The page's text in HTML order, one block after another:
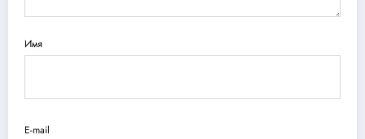
Имя
E-mail